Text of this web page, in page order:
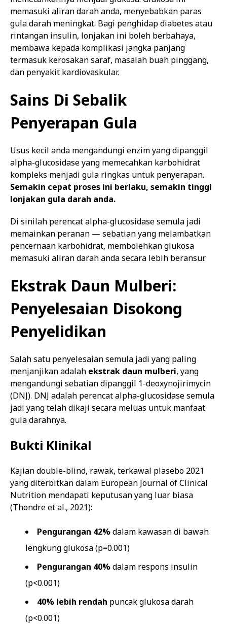
memasuki aliran darah anda, menyebabkan paras
gula darah meningkat. Bagi penghidap diabetes atau
rintangan insulin, lonjakan ini boleh berbahaya,
membawa kepada komplikasi jangka panjang
termasuk kerosakan saraf, masalah buah pinggang,
dan penyakit kardiovaskular.
Sains Di Sebalik
Penyerapan Gula
Usus kecil anda mengandungi enzim yang dipanggil
alpha-glucosidase yang memecahkan karbohidrat
kompleks menjadi gula ringkas untuk penyerapan.
Semakin cepat proses ini berlaku, semakin tinggi
lonjakan gula darah anda.
Di sinilah perencat alpha-glucosidase semula jadi
memainkan peranan — sebatian yang melambatkan
pencernaan karbohidrat, membolehkan glukosa
memasuki aliran darah anda secara lebih beransur.
Ekstrak Daun Mulberi:
Penyelesaian Disokong
Penyelidikan
Salah satu penyelesaian semula jadi yang paling
menjanjikan adalah ekstrak daun mulberi, yang
mengandungi sebatian dipanggil 1-deoxynojirimycin
(DNJ). DNJ adalah perencat alpha-glucosidase semula
jadi yang telah dikaji secara meluas untuk manfaat
gula darahnya.
Bukti Klinikal
Kajian double-blind, rawak, terkawal plasebo 2021
yang diterbitkan dalam European Journal of Clinical
Nutrition mendapati keputusan yang luar biasa
(Thondre et al., 2021):
Pengurangan 42%dalam kawasan di bawah
lengkung glukosa (p=0.001)
Pengurangan 40%dalam respons insulin
(p<0.001)
40% lebih rendah puncak glukosa darah
(p<0.001)